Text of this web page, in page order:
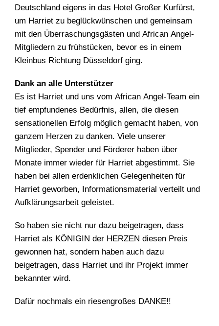
Deutschland eigens in das Hotel Großer Kurfürst,
um Harriet zu beglückwünschen und gemeinsam
mit den Überraschungsgästen und African Angel-
Mitgliedern zu frühstücken, bevor es in einem
Kleinbus Richtung Düsseldorf ging.
Dank an alle Unterstützer
Es ist Harriet und uns vom African Angel-Team ein
tief empfundenes Bedürfnis, allen, die diesen
sensationellen Erfolg möglich gemacht haben, von
ganzem Herzen zu danken. Viele unserer
Mitglieder, Spender und Förderer haben über
Monate immer wieder für Harriet abgestimmt. Sie
haben bei allen erdenklichen Gelegenheiten für
Harriet geworben, Informationsmaterial verteilt und
Aufklärungsarbeit geleistet.
So haben sie nicht nur dazu beigetragen, dass
Harriet als KÖNIGIN der HERZEN diesen Preis
gewonnen hat, sondern haben auch dazu
beigetragen, dass Harriet und ihr Projekt immer
bekannter wird.
Dafür nochmals ein riesengroßes DANKE!!